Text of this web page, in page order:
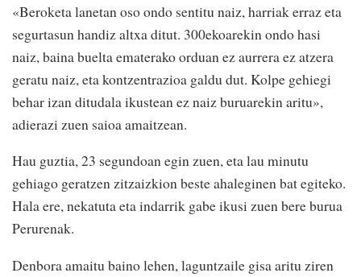
«Beroketa lanetan oso ondo sentitu naiz, harriak erraz eta
segurtasun handiz altxa ditut. 300ekoarekin ondo hasi
naiz, baina buelta ematerako orduan ez aurrera ez atzera
geratu naiz, eta kontzentrazioa galdu dut. Kolpe gehiegi
behar izan ditudala ikustean ez naiz buruarekin aritu»,
adierazi zuen saioa amaitzean.
Hau guztia, 23 segundoan egin zuen, eta lau minutu
gehiago geratzen zitzaizkion beste ahaleginen bat egiteko.
Hala ere, nekatuta eta indarrik gabe ikusi zuen bere burua
Perurenak.
Denbora amaitu baino lehen, laguntzaile gisa aritu ziren